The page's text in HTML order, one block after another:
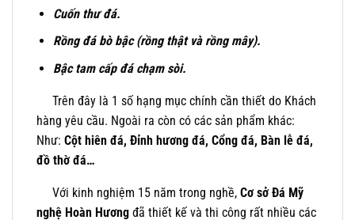
Cuốn thư đá.
Rồng đá bò bậc (rồng thật và rồng mây).
Bậc tam cấp đá chạm sòi.
Trên đây là 1 số hạng mục chính cần thiết do Khách
hàng yêu cầu. Ngoài ra còn có các sản phẩm khác:
Như: Cột hiên đá, Đỉnh hương đá, Cổng đá, Bàn lễ đá,
đồ thờ đá…
Với kinh nghiệm 15 năm trong nghề, Cơ sở Đá Mỹ
nghệ Hoàn Hương đã thiết kế và thi công rất nhiều các